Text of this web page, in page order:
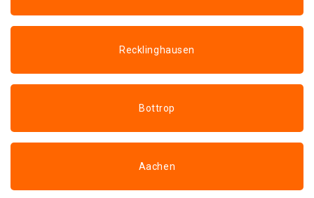
Recklinghausen
Bottrop
Aachen